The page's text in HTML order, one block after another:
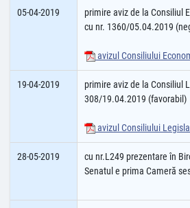
05-04-2019
primire aviz de la Consiliul
cu nr. 1360/05.04.2019
avizul Consiliului
19-04-2019
primire aviz de la Consiliul
308/19.04.2019 (favorabil)
avizul Consiliului
28-05-2019
cu nr.L249 prezentare în
Senatul e prima Cameră